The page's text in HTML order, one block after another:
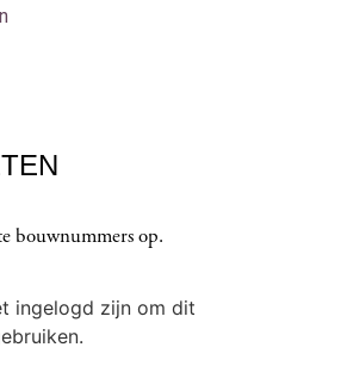
bouwnummers op.
ingelogd zijn om dit